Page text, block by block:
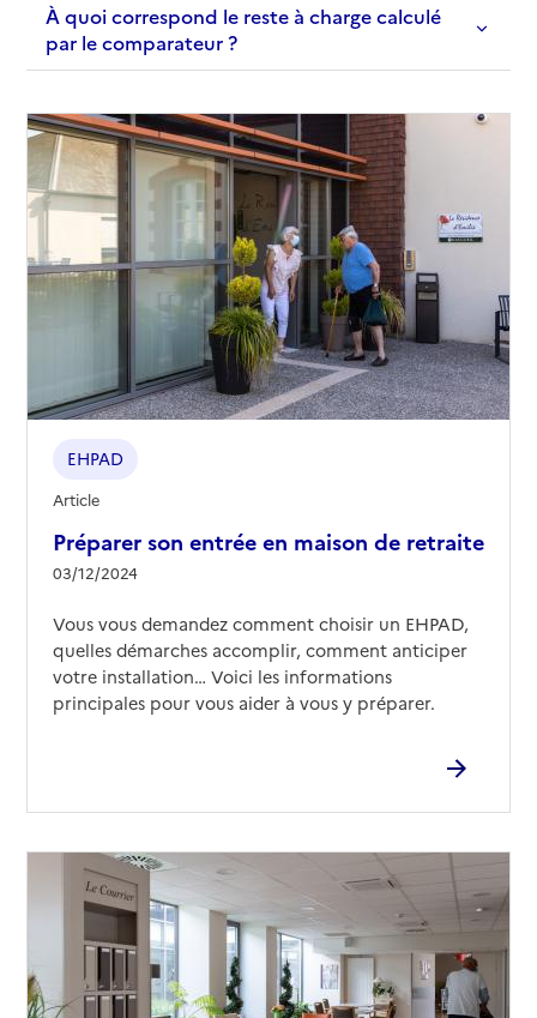
À quoi correspond le reste à charge calculé
par le comparateur ?
Préparer son entrée en maison de retraite
03/12/2024
EHPAD
Article
Vous vous demandez comment choisir un EHPAD,
quelles démarches accomplir, comment anticiper
votre installation… Voici les informations
principales pour vous aider à vous y préparer.